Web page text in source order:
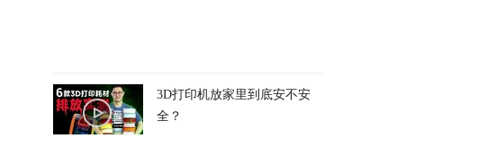
3D打印机放家里到底安不安
全？